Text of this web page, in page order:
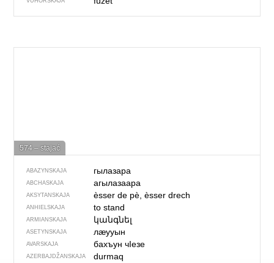
574 – stajać
ABAZYNSKAJA гылазара
ABCHASKAJA агылазаара
AKSYTANSKAJA èsser de pè, èsser drech
ANHIELSKAJA to stand
ARMIANSKAJA կանգնել
ASETYNSKAJA лӕууын
AVARSKAJA бахъун чIезе
AZERBAJDŽAN­SKAJA durmaq